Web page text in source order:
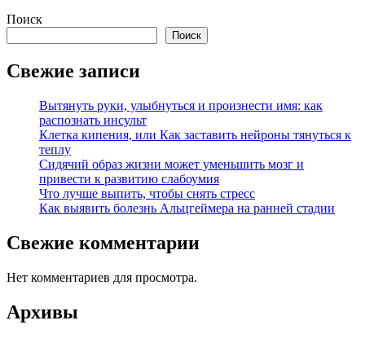
Поиск
Поиск
Свежие записи
Вытянуть руки, улыбнуться и произнести имя: как
распознать инсульт
Клетка кипения, или Как заставить нейроны тянуться к
теплу
Сидячий образ жизни может уменьшить мозг и
привести к развитию слабоумия
Что лучше выпить, чтобы снять стресс
Как выявить болезнь Альцгеймера на ранней стадии
Свежие комментарии
Нет комментариев для просмотра.
Архивы